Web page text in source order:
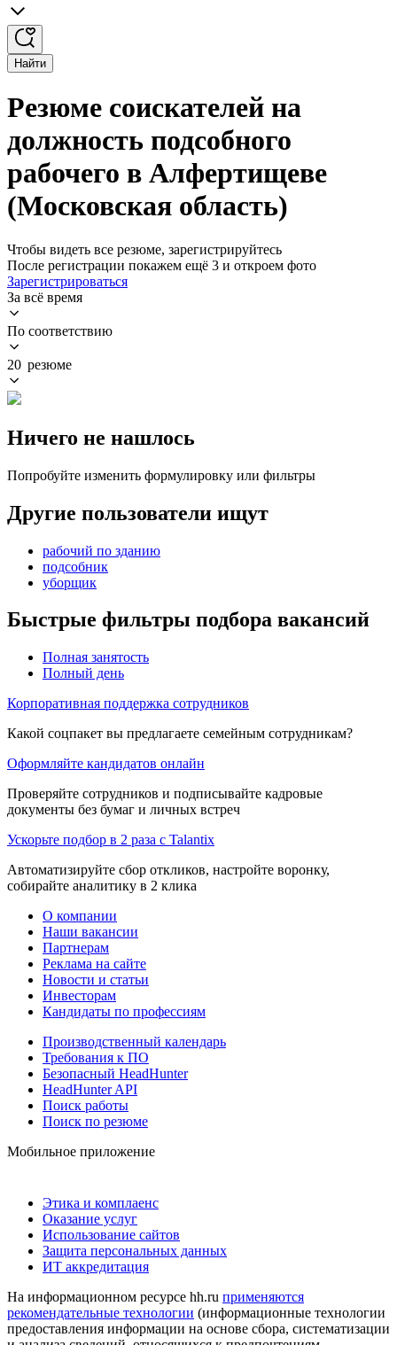
Найти
Резюме соискателей на
должность подсобного
рабочего в Алфертищеве
(Московская область)
Чтобы видеть все резюме, зарегистрируйтесь
После регистрации покажем ещё 3 и откроем фото
Зарегистрироваться
За всё время
По соответствию
20 резюме
Ничего не нашлось
Попробуйте изменить формулировку или фильтры
Другие пользователи ищут
рабочий по зданию
подсобник
уборщик
Быстрые фильтры подбора вакансий
Полная занятость
Полный день
Корпоративная поддержка сотрудников
Какой соцпакет вы предлагаете семейным сотрудникам?
Оформляйте кандидатов онлайн
Проверяйте сотрудников и подписывайте кадровые
документы без бумаг и личных встреч
Ускорьте подбор в 2 раза с Talantix
Автоматизируйте сбор откликов, настройте воронку,
собирайте аналитику в 2 клика
О компании
Наши вакансии
Партнерам
Реклама на сайте
Новости и статьи
Инвесторам
Кандидаты по профессиям
Производственный календарь
Требования к ПО
Безопасный HeadHunter
HeadHunter API
Поиск работы
Поиск по резюме
Мобильное приложение
Этика и комплаенс
Оказание услуг
Использование сайтов
Защита персональных данных
ИТ аккредитация
На информационном ресурсе hh.ru применяются
рекомендательные технологии (информационные технологии
предоставления информации на основе сбора, систематизации